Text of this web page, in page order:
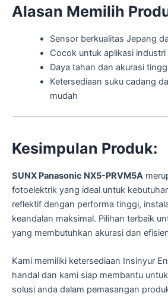
Alasan Memilih
Sensor berkualitas Jepang
Cocok untuk aplikasi industri
Daya tahan dan akurasi
Ketersediaan suku cadang
mudah
Kesimpulan Produk:
SUNX Panasonic NX5-PRVM5A
fotoelektrik yang ideal untuk
reflektif dengan performa tinggi,
keandalan maksimal. Pilihan terbaik
yang membutuhkan akurasi dan
Kami memiliki ketersediaan Insinyur
handal dan kami siap membantu
solusi anda dalam pemasangan